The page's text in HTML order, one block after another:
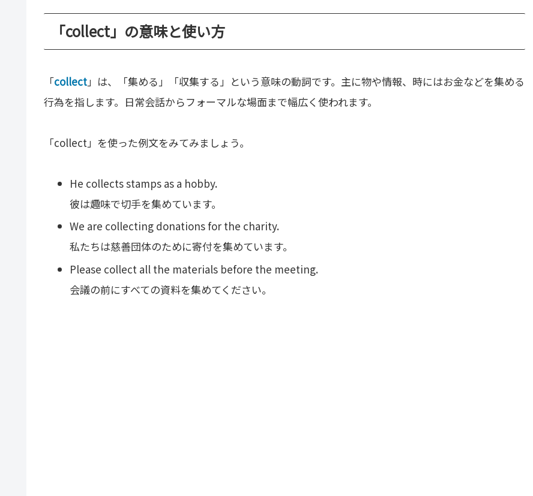
「collect」の意味と使い方
「collect」は、「集める」「収集する」という意味の動詞です。主に物や情報、時にはお金などを集める
行為を指します。日常会話からフォーマルな場面まで幅広く使われます。
「collect」を使った例文をみてみましょう。
He collects stamps as a hobby.
彼は趣味で切手を集めています。
We are collecting donations for the charity.
私たちは慈善団体のために寄付を集めています。
Please collect all the materials before the meeting.
会議の前にすべての資料を集めてください。